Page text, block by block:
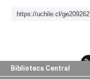
https://uchile.cl/ge209262
Biblioteca Central